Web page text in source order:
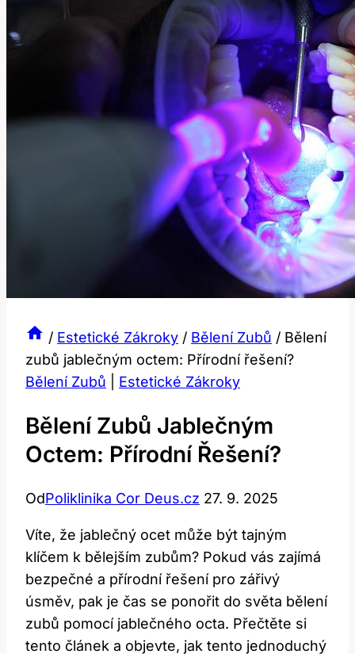
/ Estetické Zákroky / Bělení Zubů / Bělení
zubů jablečným octem: Přírodní řešení?
Bělení Zubů
Estetické Zákroky
Bělení Zubů Jablečným
Octem: Přírodní Řešení?
OdPoliklinika Cor Deus.cz 27. 9. 2025
Víte, že jablečný ocet může být tajným
klíčem k bělejším zubům? Pokud vás zajímá
bezpečné a přírodní řešení pro zářivý
úsměv, pak je čas se ponořit do světa bělení
zubů pomocí jablečného octa. Přečtěte si
tento článek a objevte, jak tento jednoduchý